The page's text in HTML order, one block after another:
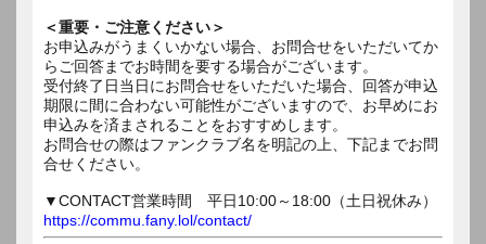
＜重要・ご注意ください＞
お申込みがうまくいかない場合、お問合せをいただいてか
らご回答までお時間を要する場合がございます。
受付終了日当日にお問合せをいただいた場合、回答が申込
期限に間に合わない可能性がございますので、お早めにお
申込みを済まされることをおすすめします。
お問合せの際はファンクラブ名を明記の上、下記までお問
合せください。
▼CONTACT営業時間 平日10:00～18:00（土日祝休み）
https://commu.fany.lol/contact/